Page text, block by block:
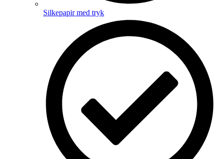
Silkepapir med tryk